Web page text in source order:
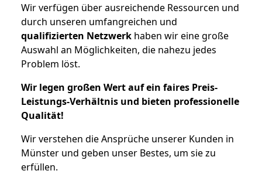
Wir verfügen über ausreichende Ressourcen und
durch unseren umfangreichen und
qualifizierten Netzwerk haben wir eine große
Auswahl an Möglichkeiten, die nahezu jedes
Problem löst.
Wir legen großen Wert auf ein faires Preis-
Leistungs-Verhältnis und bieten professionelle
Qualität!
Wir verstehen die Ansprüche unserer Kunden in
Münster und geben unser Bestes, um sie zu
erfüllen.